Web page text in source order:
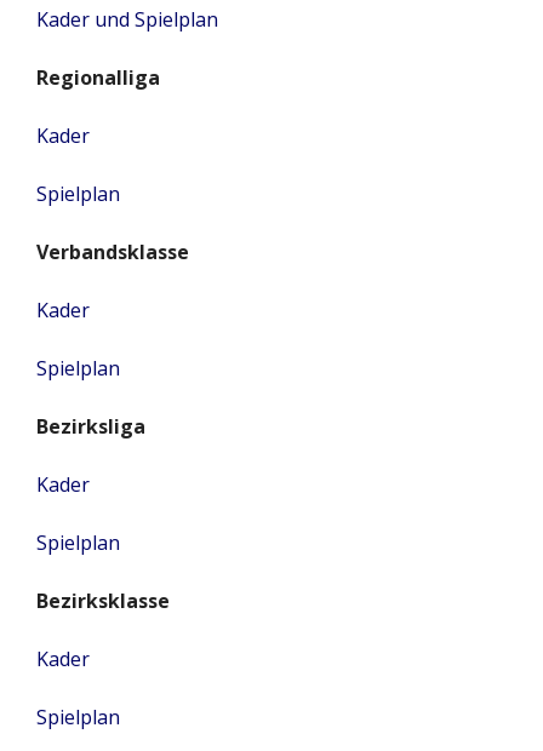
Kader und Spielplan
Regionalliga
Kader
Spielplan
Verbandsklasse
Kader
Spielplan
Bezirksliga
Kader
Spielplan
Bezirksklasse
Kader
Spielplan